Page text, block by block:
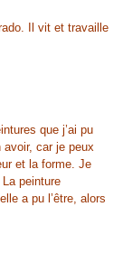
Il vit et travaille
que j’ai pu
avoir, car je peux
et la forme. Je
peinture
a pu l’être, alors